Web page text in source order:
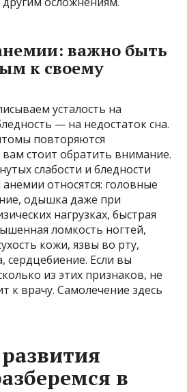
важно быть
к своему
усталость на
— на недостаток сна.
повторяются
стоит обратить внимание.
слабости и бледности
относятся: головные
одышка даже при
нагрузках, быстрая
ломкость ногтей,
кожи, язвы во рту,
сердцебиение. Если вы
из этих признаков, не
к врачу. Самолечение здесь
в